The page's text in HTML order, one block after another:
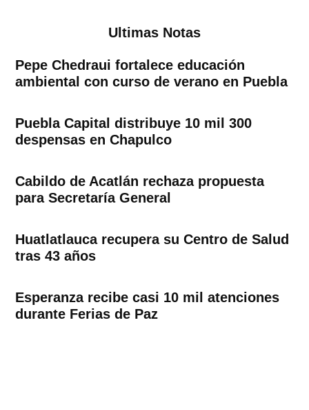
Ultimas Notas
Pepe Chedraui fortalece educación
ambiental con curso de verano en Puebla
Puebla Capital distribuye 10 mil 300
despensas en Chapulco
Cabildo de Acatlán rechaza propuesta
para Secretaría General
Huatlatlauca recupera su Centro de Salud
tras 43 años
Esperanza recibe casi 10 mil atenciones
durante Ferias de Paz